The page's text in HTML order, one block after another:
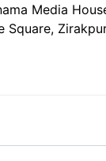
Media
Square,